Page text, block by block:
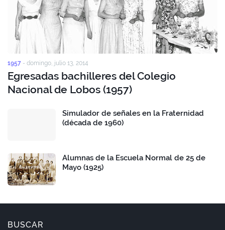
1957 - domingo, julio 13, 2014
Egresadas bachilleres del Colegio
Nacional de Lobos (1957)
Simulador de señales en la Fraternidad
(década de 1960)
Alumnas de la Escuela Normal de 25 de
Mayo (1925)
BUSCAR